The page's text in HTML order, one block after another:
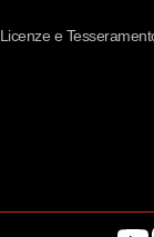
Licenze e